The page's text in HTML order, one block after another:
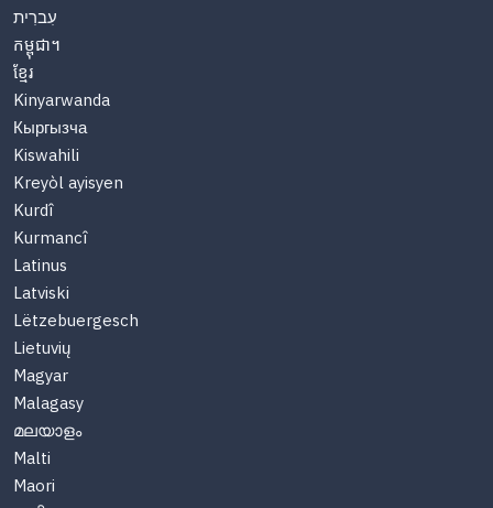
עִברִית
កម្ពុជា។
ខ្មែរ
Kinyarwanda
Кыргызча
Kiswahili
Kreyòl ayisyen
Kurdî
Kurmancî
Latinus
Latviski
Lëtzebuergesch
Lietuvių
Magyar
Malagasy
മലയാളം
Malti
Maori